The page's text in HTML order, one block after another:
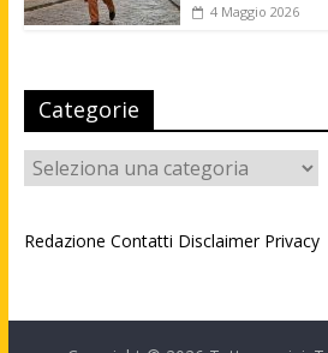
4 Maggio 2026
Categorie
Categorie
Redazione Contatti Disclaimer Privacy